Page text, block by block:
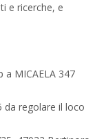
e ricerche, e
a MICAELA 347
da regolare il loco